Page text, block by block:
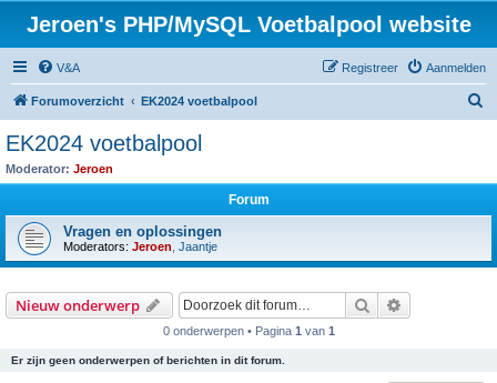
Jeroen's PHP/MySQL Voetbalpool website
V&A Aanmelden
Registreer
Forumoverzicht EK2024 voetbalpool
EK2024 voetbalpool
Moderator: Jeroen
Forum
Vragen en oplossingen
Moderators: Jeroen Jaantje
Nieuw onderwerp Zoek
0 onderwerpen • Pagina 1 van 1
Er zijn geen onderwerpen of berichten in dit forum.